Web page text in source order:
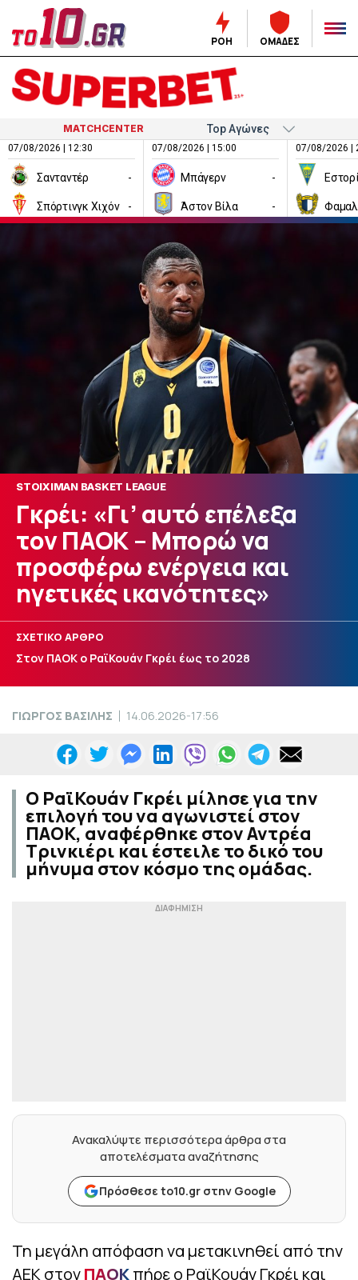
ΡΟΗ ΟΜΑΔΕΣ
MATCHCENTER
07/08/2026 | 12:30
Σανταντέρ -
Σπόρτινγκ Χιχόν -
07/08/2026 | 15:00
Μπάγερν -
Άστον Βίλα -
07/08/2026 |
STOIXIMAN BASKET LEAGUE
Γκρέι: «Γι’ αυτό επέλεξα
τον ΠΑΟΚ – Μπορώ να
προσφέρω ενέργεια και
ηγετικές ικανότητες»
ΣΧΕΤΙΚΟ ΑΡΘΡΟ
Στον ΠΑΟΚ ο ΡαϊΚουάν Γκρέι έως το 2028
ΓΙΩΡΓΟΣ ΒΑΣΙΛΗΣ 14.06.2026-17:56
Ο ΡαϊΚουάν Γκρέι μίλησε για την
επιλογή του να αγωνιστεί στον
ΠΑΟΚ, αναφέρθηκε στον Αντρέα
Τρινκιέρι και έστειλε το δικό του
μήνυμα στον κόσμο της ομάδας.
Ανακαλύψτε περισσότερα άρθρα στα
αποτελέσματα αναζήτησης
Πρόσθεσε to10.gr στην Google
Τη μεγάλη απόφαση να μετακινηθεί από την
ΑΕΚ στονΠΑΟΚπήρε ο ΡαϊΚουάν Γκρέι και